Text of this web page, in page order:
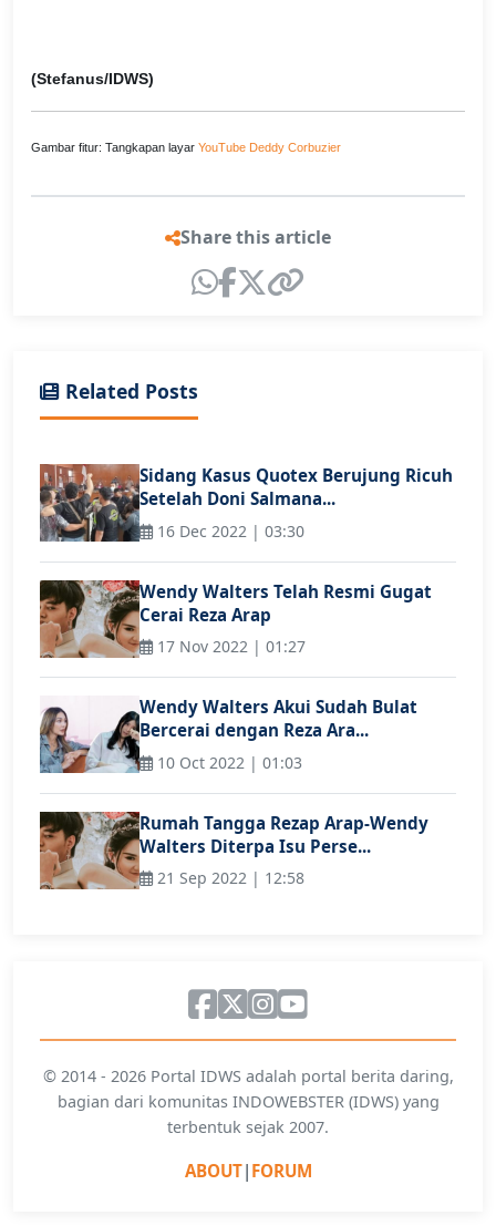
(Stefanus/IDWS)
Gambar fitur: Tangkapan layar YouTube Deddy Corbuzier
Share this article
Related Posts
Sidang Kasus Quotex Berujung Ricuh
Setelah Doni Salmana...
16 Dec 2022 | 03:30
Wendy Walters Telah Resmi Gugat
Cerai Reza Arap
17 Nov 2022 | 01:27
Wendy Walters Akui Sudah Bulat
Bercerai dengan Reza Ara...
10 Oct 2022 | 01:03
Rumah Tangga Rezap Arap-Wendy
Walters Diterpa Isu Perse...
21 Sep 2022 | 12:58
© 2014 - 2026 Portal IDWS adalah portal berita daring,
bagian dari komunitas INDOWEBSTER (IDWS) yang
terbentuk sejak 2007.
ABOUT| FORUM